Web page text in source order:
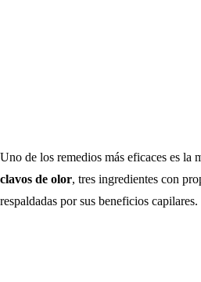
Uno de los remedios más eficaces es la
clavos de olor, tres ingredientes con
respaldadas por sus beneficios capilares.